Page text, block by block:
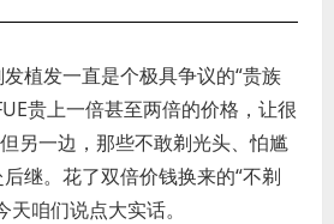
植发一直是个极具争议的“贵族
贵上一倍甚至两倍的价格，让很
另一边，那些不敢剃光头、怕尴
继。花了双倍价钱换来的“不剃
咱们说点大实话。